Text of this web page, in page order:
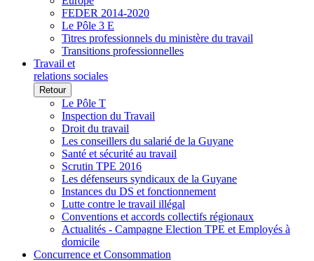
FEDER 2014-2020
Le Pôle 3 E
Titres professionnels du ministère du travail
Transitions professionnelles
Travail et
relations sociales
Retour
Le Pôle T
Inspection du Travail
Droit du travail
Les conseillers du salarié de la Guyane
Santé et sécurité au travail
Scrutin TPE 2016
Les défenseurs syndicaux de la Guyane
Instances du DS et fonctionnement
Lutte contre le travail illégal
Conventions et accords collectifs régionaux
Actualités - Campagne Election TPE et Employés à
domicile
Concurrence et Consommation